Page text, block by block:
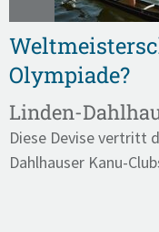
Olympiade?
Linden-
Diese Devise vertritt
Dahlhauser Kanu-